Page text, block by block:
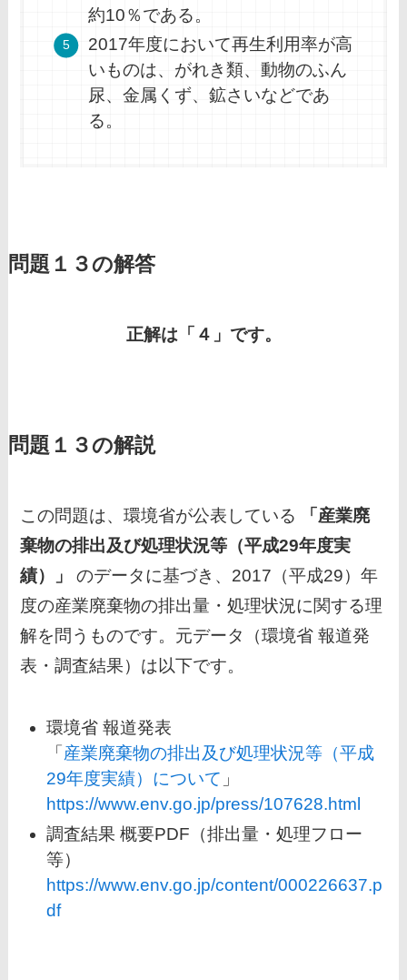
約10％である。
2017年度において再生利用率が高
いものは、がれき類、動物のふん
尿、金属くず、鉱さいなどであ
る。
問題１３の解答
正解は「４」です。
問題１３の解説
この問題は、環境省が公表している
「産業廃
棄物の排出及び処理状況等（平成29年度実
績）」
のデータに基づき、2017（平成29）年
度の産業廃棄物の排出量・処理状況に関する理
解を問うものです。元データ（環境省 報道発
表・調査結果）は以下です。
環境省 報道発表
「産業廃棄物の排出及び処理状況等（平成
29年度実績）について 」
https://www.env.go.jp/press/107628.html
調査結果 概要PDF（排出量・処理フロー
等）
https://www.env.go.jp/content/000226637.p
df